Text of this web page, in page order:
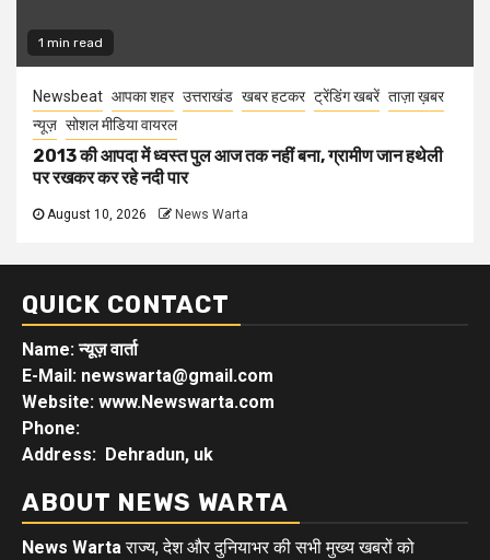
1 min read
Newsbeat आपका शहर उत्तराखंड खबर हटकर ट्रेंडिंग खबरें ताज़ा ख़बर
न्यूज़ सोशल मीडिया वायरल
2013 की आपदा में ध्वस्त पुल आज तक नहीं बना, ग्रामीण जान हथेली
पर रखकर कर रहे नदी पार
August 10, 2026 News Warta
QUICK CONTACT
Name: न्यूज़ वार्ता
E-Mail: newswarta@gmail.com
Website: www.Newswarta.com
Phone:
Address: Dehradun, uk
ABOUT NEWS WARTA
News Wartaराज्य, देश और दुनियाभर की सभी मुख्य खबरों को